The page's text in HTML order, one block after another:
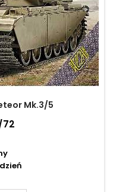
Mk.3/5
72